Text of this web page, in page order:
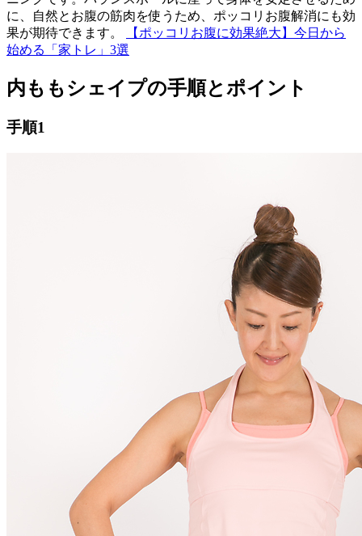
に、自然とお腹の筋肉を使うため、ポッコリお腹解消にも効
果が期待できます。
【ポッコリお腹に効果絶大】今日から
始める「家トレ」3選
内ももシェイプの手順とポイント
手順1